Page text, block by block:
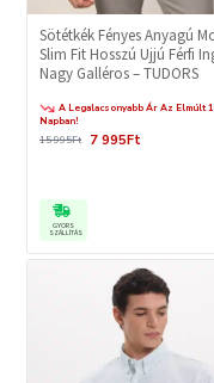
Sötétkék Fényes Anyagú
Slim Fit Hosszú Ujjú Férfi
Nagy Galléros – TUDORS
A Legalacsonyabb Ár Az Elmúlt
Napban!
7 995Ft
15 995Ft
GYORS
SZÁLLÍTÁS